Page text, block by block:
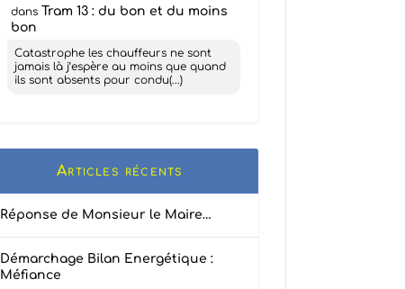
dans Tram 13 : du bon et du moins
bon
Catastrophe les chauffeurs ne sont
jamais là j’espère au moins que quand
ils sont absents pour condu(...)
Articles récents
Réponse de Monsieur le Maire…
Démarchage Bilan Energétique :
Méfiance